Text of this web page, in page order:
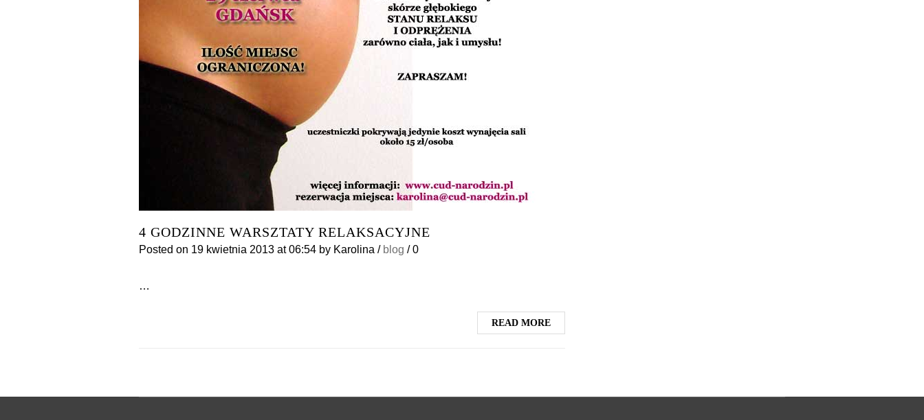
4 GODZINNE WARSZTATY RELAKSACYJNE
Posted on 19 kwietnia 2013 at 06:54 by Karolina / blog /0
…
READ MORE